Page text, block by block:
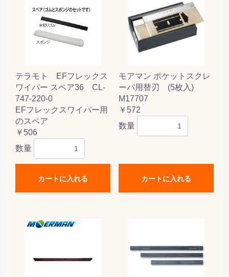
テラモト EFフレックス
ワイパー スペア36 CL-
747-220-0
EFフレックスワイパー用
のスペア
￥506
数量
カートに入れる
モアマン ポケットスクレ
ーパ用替刃 (5枚入)
M17707
￥572
数量
カートに入れる